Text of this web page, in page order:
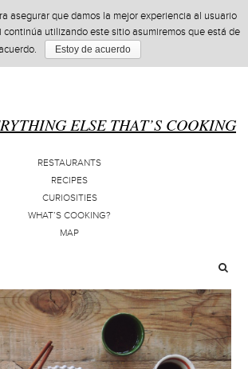
ELSE THAT’S COOKING
RESTAURANTS
RECIPES
CURIOSITIES
WHAT’S COOKING?
MAP
asegurar que damos la mejor experiencia al usuario
continúa utilizando este sitio asumiremos que está de
Estoy de acuerdo